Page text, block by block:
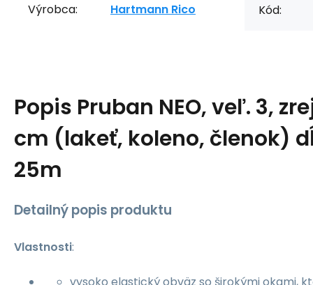
Výrobca: Hartmann Rico Kód:
Popis Pruban NEO, veľ. 3,
cm (lakeť, koleno, členok)
25m
Detailný popis produktu
Vlastnosti: